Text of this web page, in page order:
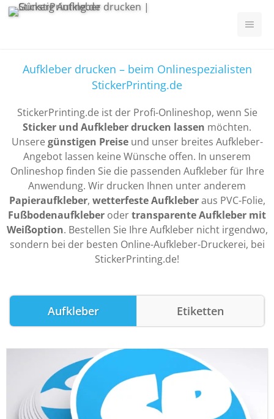
Aufkleber drucken – beim Onlinespezialisten
StickerPrinting.de
StickerPrinting.de ist der Profi-Onlineshop, wenn Sie
Sticker und Aufkleber drucken lassen möchten.
Unsere günstigen Preiseund unser breites Aufkleber-
Angebot lassen keine Wünsche offen. In unserem
Onlineshop finden Sie die passenden Aufkleber für Ihre
Anwendung. Wir drucken Ihnen unter anderem
Papieraufkleber, wetterfeste Aufkleberaus PVC-Folie,
Fußbodenaufkleber odertransparente Aufkleber mit
Weißoption. Bestellen Sie Ihre Aufkleber nicht irgendwo,
sondern bei der besten Online-Aufkleber-Druckerei, bei
StickerPrinting.de!
Aufkleber Etiketten